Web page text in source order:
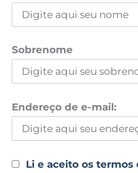
Sobrenome
Endereço de e-mail:
Li e aceito os termos